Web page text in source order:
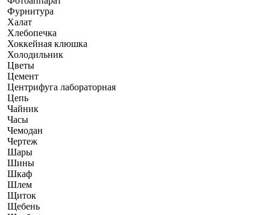
Фурнитура
Халат
Хлебопечка
Хоккейная клюшка
Холодильник
Цветы
Цемент
Центрифуга лабораторная
Цепь
Чайник
Часы
Чемодан
Чертеж
Шары
Шины
Шкаф
Шлем
Щиток
Щебень